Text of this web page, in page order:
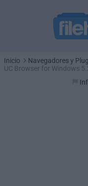
Inicio
Navegadores y
UC Browser for Windows